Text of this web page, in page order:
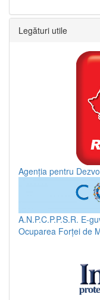
Legături utile
Agenția pentru
A.N.P.C.P.P.S.R. E-
Ocuparea Forței de